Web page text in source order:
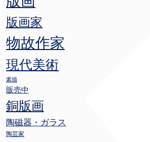
版画家
物故作家
現代美術
素描
販売中
銅版画
陶磁器・ガラス
陶芸家